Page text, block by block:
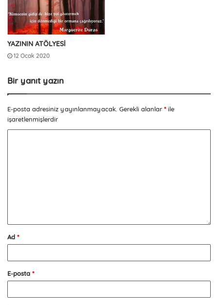
YAZININ ATÖLYESİ
12 Ocak 2020
Bir yanıt yazın
E-posta adresiniz yayınlanmayacak. Gerekli alanlar *ile
işaretlenmişlerdir
Ad *
E-posta *